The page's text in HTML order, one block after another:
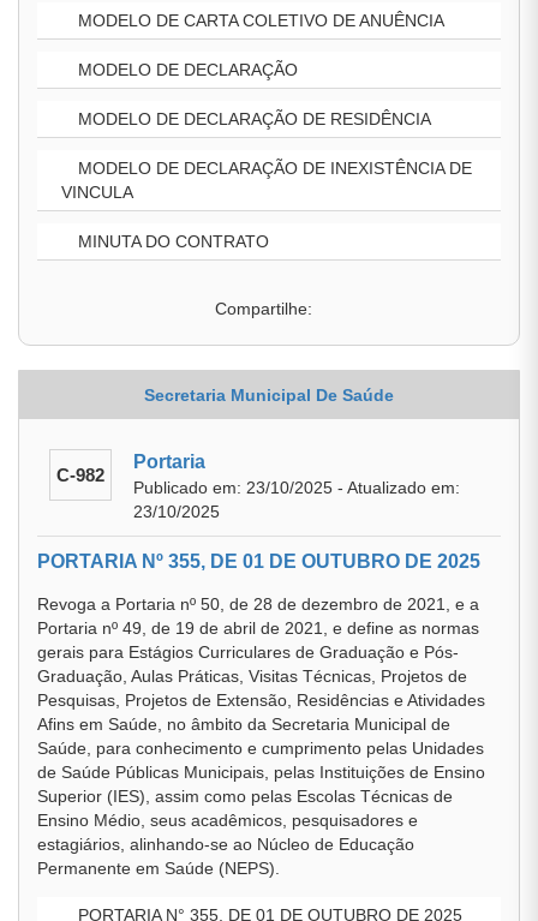
MODELO DE CARTA COLETIVO DE ANUÊNCIA
MODELO DE DECLARAÇÃO
MODELO DE DECLARAÇÃO DE RESIDÊNCIA
MODELO DE DECLARAÇÃO DE INEXISTÊNCIA DE
VINCULA
MINUTA DO CONTRATO
Compartilhe:
Secretaria Municipal De Saúde
C-982
Portaria
Publicado em: 23/10/2025 - Atualizado em:
23/10/2025
PORTARIA Nº 355, DE 01 DE OUTUBRO DE 2025
Revoga a Portaria nº 50, de 28 de dezembro de 2021, e a
Portaria nº 49, de 19 de abril de 2021, e define as normas
gerais para Estágios Curriculares de Graduação e Pós-
Graduação, Aulas Práticas, Visitas Técnicas, Projetos de
Pesquisas, Projetos de Extensão, Residências e Atividades
Afins em Saúde, no âmbito da Secretaria Municipal de
Saúde, para conhecimento e cumprimento pelas Unidades
de Saúde Públicas Municipais, pelas Instituições de Ensino
Superior (IES), assim como pelas Escolas Técnicas de
Ensino Médio, seus acadêmicos, pesquisadores e
estagiários, alinhando-se ao Núcleo de Educação
Permanente em Saúde (NEPS).
PORTARIA N° 355, DE 01 DE OUTUBRO DE 2025